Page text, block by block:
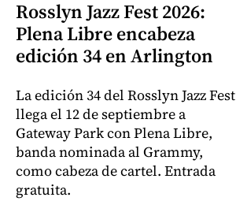
Rosslyn Jazz Fest 2026:
Plena Libre encabeza
edición 34 en Arlington
La edición 34 del Rosslyn Jazz Fest
llega el 12 de septiembre a
Gateway Park con Plena Libre,
banda nominada al Grammy,
como cabeza de cartel. Entrada
gratuita.